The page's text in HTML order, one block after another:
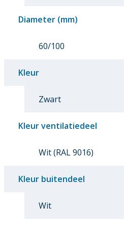
Diameter (mm)
60/100
Kleur
Zwart
Kleur ventilatiedeel
Wit (RAL 9016)
Kleur buitendeel
Wit